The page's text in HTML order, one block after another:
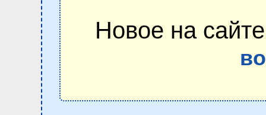
Новое на